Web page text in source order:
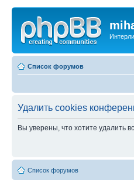
Список форумов
Удалить cookies
Вы уверены, что хотите удалить
Список форумов